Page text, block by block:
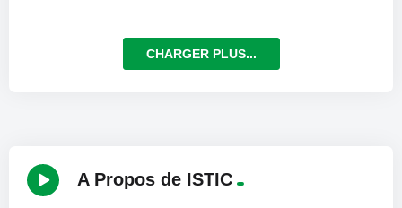
CHARGER PLUS...
A Propos de ISTIC